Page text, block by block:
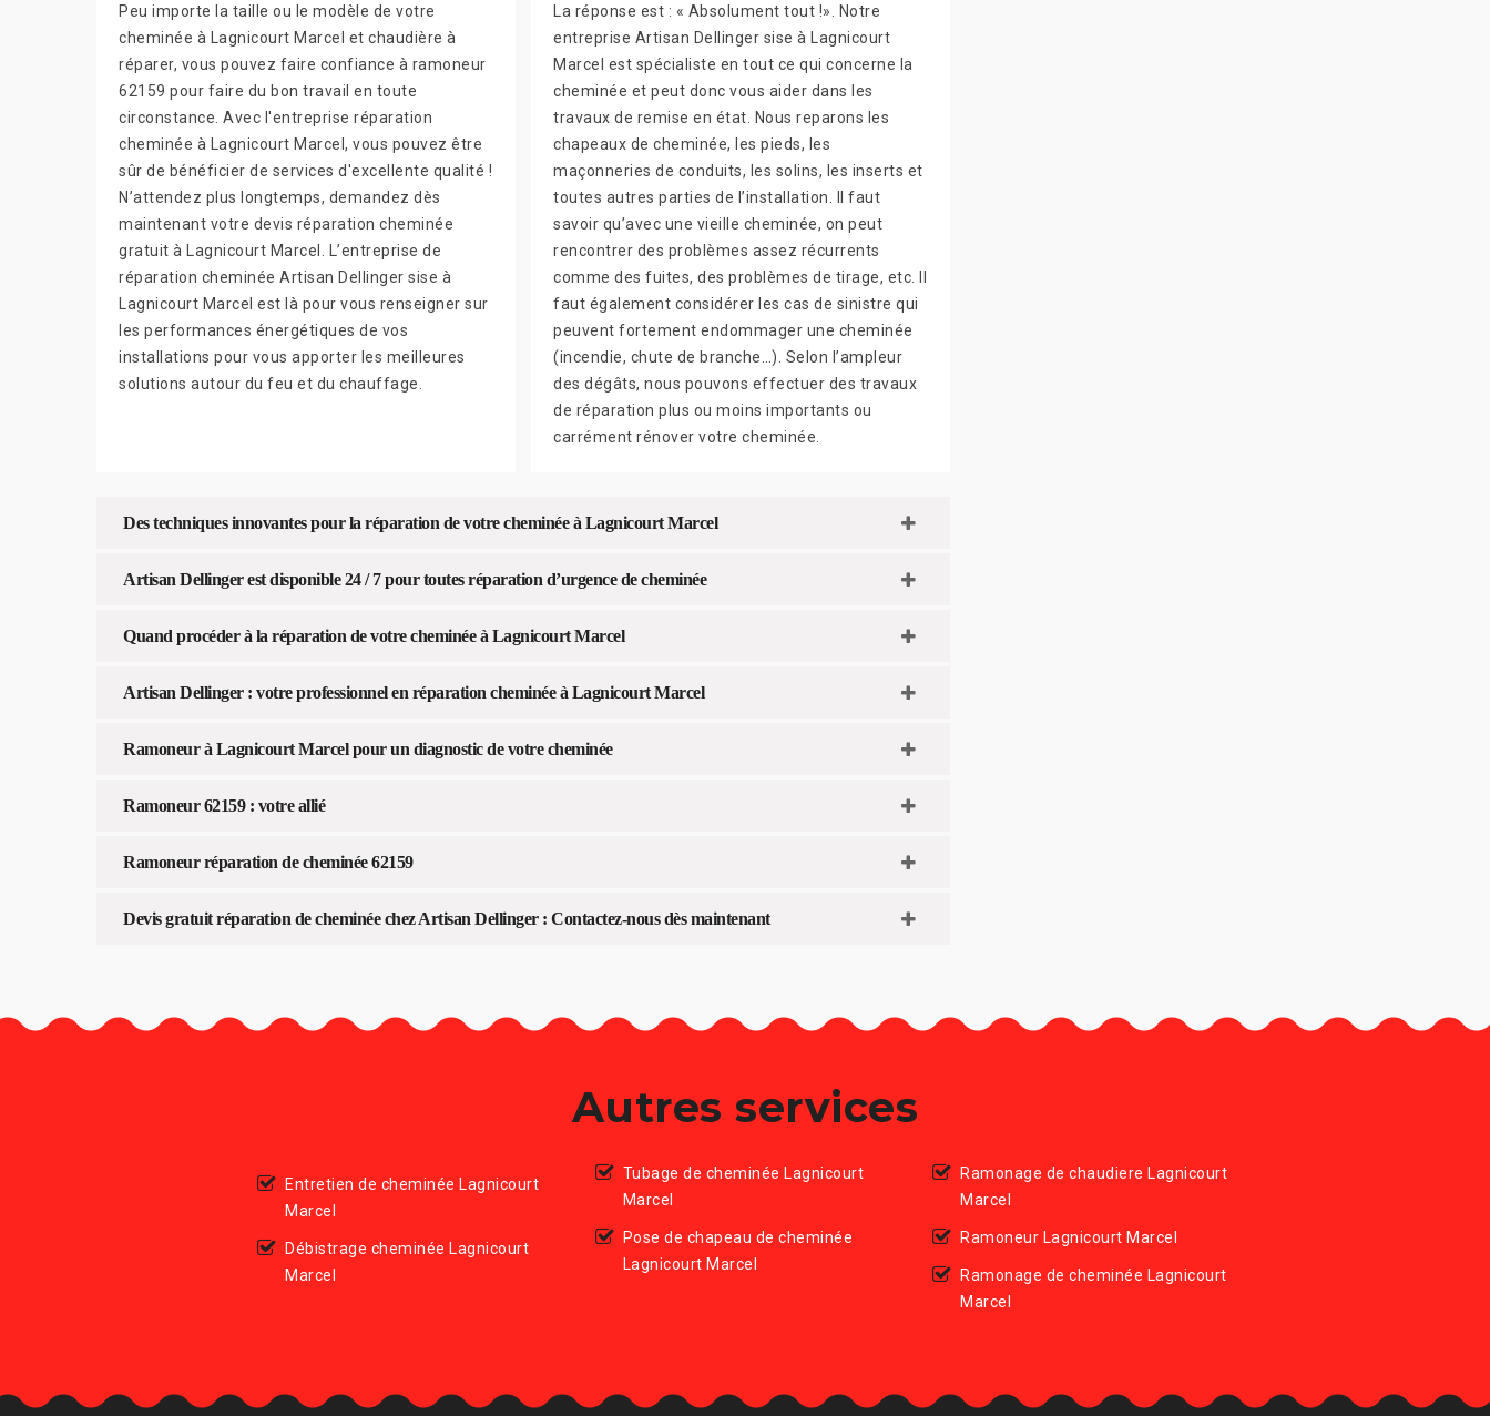
Peu importe la taille ou le modèle de votre
cheminée à Lagnicourt Marcel et chaudière à
réparer, vous pouvez faire confiance à ramoneur
62159 pour faire du bon travail en toute
circonstance. Avec l'entreprise réparation
cheminée à Lagnicourt Marcel, vous pouvez être
sûr de bénéficier de services d'excellente qualité !
N’attendez plus longtemps, demandez dès
maintenant votre devis réparation cheminée
gratuit à Lagnicourt Marcel. L’entreprise de
réparation cheminée Artisan Dellinger sise à
Lagnicourt Marcel est là pour vous renseigner sur
les performances énergétiques de vos
installations pour vous apporter les meilleures
solutions autour du feu et du chauffage.
La réponse est : « Absolument tout !». Notre
entreprise Artisan Dellinger sise à Lagnicourt
Marcel est spécialiste en tout ce qui concerne la
cheminée et peut donc vous aider dans les
travaux de remise en état. Nous reparons les
chapeaux de cheminée, les pieds, les
maçonneries de conduits, les solins, les inserts et
toutes autres parties de l’installation. Il faut
savoir qu’avec une vieille cheminée, on peut
rencontrer des problèmes assez récurrents
comme des fuites, des problèmes de tirage, etc. Il
faut également considérer les cas de sinistre qui
peuvent fortement endommager une cheminée
(incendie, chute de branche…). Selon l’ampleur
des dégâts, nous pouvons effectuer des travaux
de réparation plus ou moins importants ou
carrément rénover votre cheminée.
Des techniques innovantes pour la réparation de votre cheminée à Lagnicourt Marcel
Artisan Dellinger est disponible 24 / 7 pour toutes réparation d’urgence de cheminée
Quand procéder à la réparation de votre cheminée à Lagnicourt Marcel
Artisan Dellinger : votre professionnel en réparation cheminée à Lagnicourt Marcel
Ramoneur à Lagnicourt Marcel pour un diagnostic de votre cheminée
Ramoneur 62159 : votre allié
Ramoneur réparation de cheminée 62159
Devis gratuit réparation de cheminée chez Artisan Dellinger : Contactez-nous dès maintenant
Autres services
Entretien de cheminée Lagnicourt
Marcel
Débistrage cheminée Lagnicourt
Marcel
Tubage de cheminée Lagnicourt
Marcel
Pose de chapeau de cheminée
Lagnicourt Marcel
Ramonage de chaudiere Lagnicourt
Marcel
Ramoneur Lagnicourt Marcel
Ramonage de cheminée Lagnicourt
Marcel